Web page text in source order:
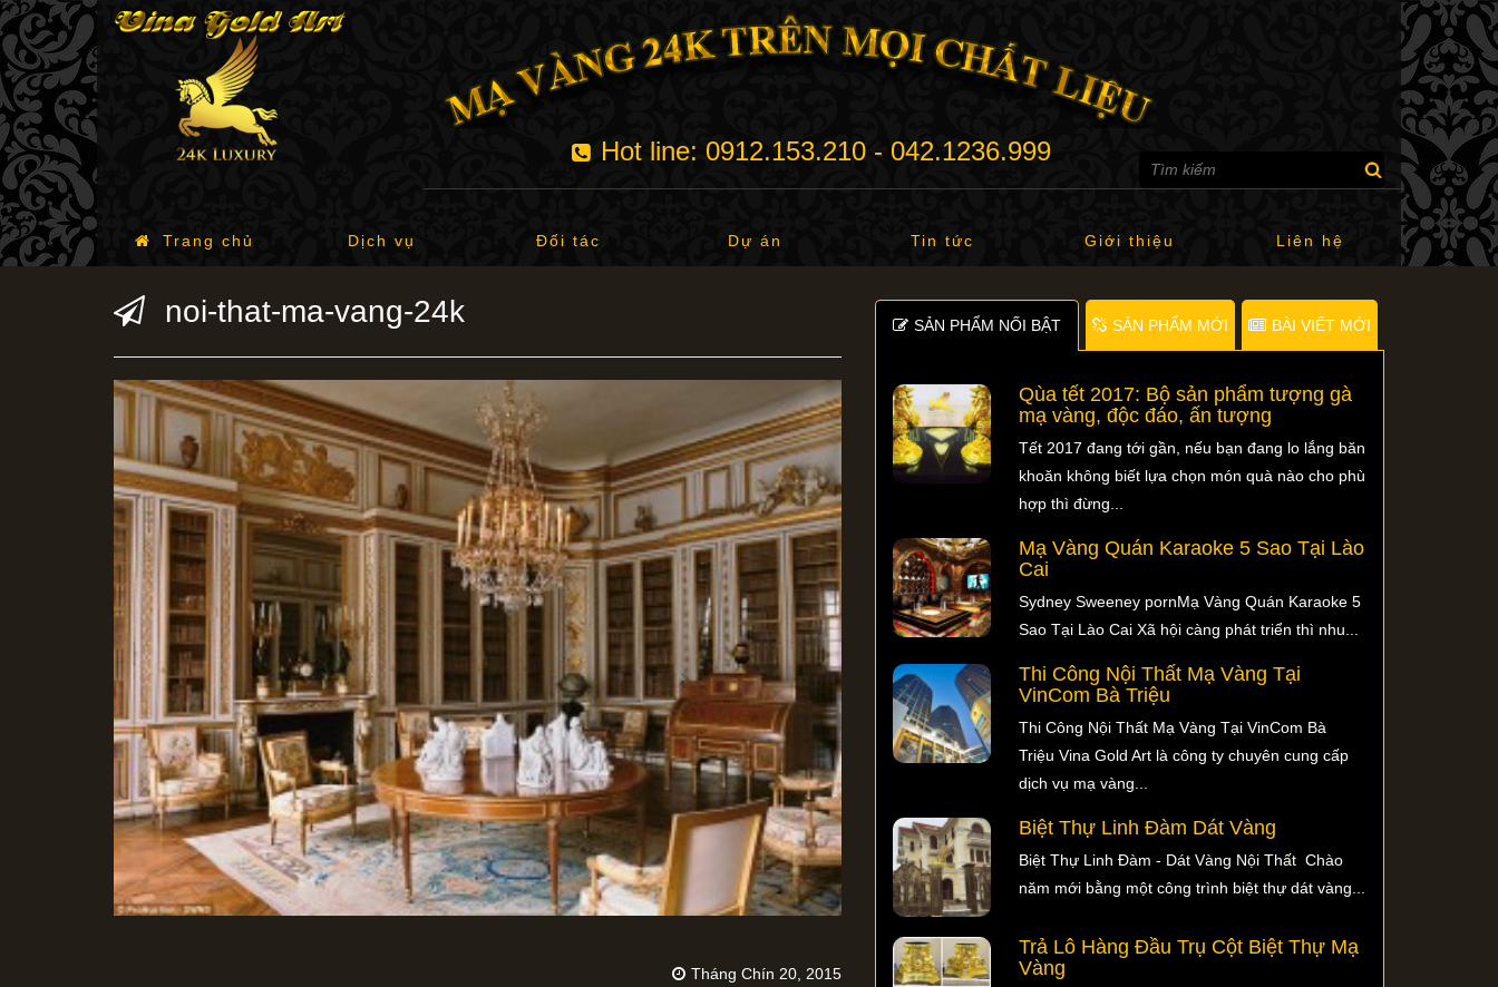
Hot line: 0912.153.210 - 042.1236.999
Trang chủ Dịch vụ Đối tác Dự án Tin tức Giới thiệu Liên hệ
noi-that-ma-vang-24k
Tháng Chín 20, 2015
SẢN PHẨM NỐI BẬT SẢN PHẨM MỚI BÀI VIẾT MỚI
Qùa tết 2017: Bộ sản phẩm tượng gà
mạ vàng, độc đáo, ấn tượng
Tết 2017 đang tới gần, nếu bạn đang lo lắng băn
khoăn không biết lựa chọn món quà nào cho phù
hợp thì đừng...
Mạ Vàng Quán Karaoke 5 Sao Tại Lào
Cai
Sydney Sweeney pornMạ Vàng Quán Karaoke 5
Sao Tại Lào Cai Xã hội càng phát triển thì nhu...
Thi Công Nội Thất Mạ Vàng Tại
VinCom Bà Triệu
Thi Công Nội Thất Mạ Vàng Tại VinCom Bà
Triệu Vina Gold Art là công ty chuyên cung cấp
dịch vụ mạ vàng...
Biệt Thự Linh Đàm Dát Vàng
Biệt Thự Linh Đàm - Dát Vàng Nội Thất Chào
năm mới bằng một công trình biệt thự dát vàng...
Trả Lô Hàng Đầu Trụ Cột Biệt Thự Mạ
Vàng